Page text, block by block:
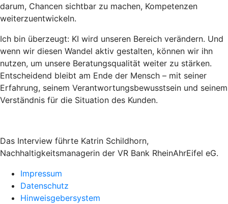
darum, Chancen sichtbar zu machen, Kompetenzen
weiterzuentwickeln.
Ich bin überzeugt: KI wird unseren Bereich verändern. Und
wenn wir diesen Wandel aktiv gestalten, können wir ihn
nutzen, um unsere Beratungsqualität weiter zu stärken.
Entscheidend bleibt am Ende der Mensch – mit seiner
Erfahrung, seinem Verantwortungsbewusstsein und seinem
Verständnis für die Situation des Kunden.
Das Interview führte Katrin Schildhorn,
Nachhaltigkeitsmanagerin der VR Bank RheinAhrEifel eG.
Impressum
Datenschutz
Hinweisgebersystem